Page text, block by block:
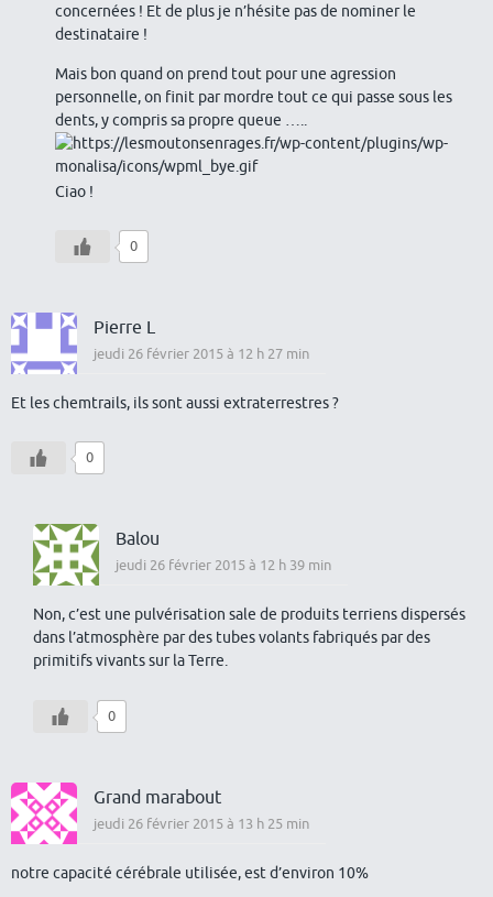
concernées ! Et de plus je n’hésite pas de nominer le
destinataire !
Mais bon quand on prend tout pour une agression
personnelle, on finit par mordre tout ce qui passe sous les
dents, y compris sa propre queue …..
Ciao !
0
Pierre L
jeudi 26 février 2015 à 12 h 27 min
Et les chemtrails, ils sont aussi extraterrestres ?
0
Balou
jeudi 26 février 2015 à 12 h 39 min
Non, c’est une pulvérisation sale de produits terriens dispersés
dans l’atmosphère par des tubes volants fabriqués par des
primitifs vivants sur la Terre.
0
Grand marabout
jeudi 26 février 2015 à 13 h 25 min
notre capacité cérébrale utilisée, est d’environ 10%